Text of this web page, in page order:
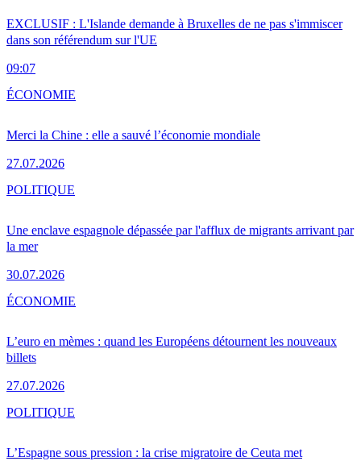
EXCLUSIF : L'Islande demande à Bruxelles de ne pas s'immiscer
dans son référendum sur l'UE
09:07
Merci la Chine : elle a sauvé l’économie mondiale
27.07.2026
ÉCONOMIE
Une enclave espagnole dépassée par l'afflux de migrants arrivant par
la mer
30.07.2026
POLITIQUE
L’euro en mèmes : quand les Européens détournent les nouveaux
billets
27.07.2026
ÉCONOMIE
L’Espagne sous pression : la crise migratoire de Ceuta met
POLITIQUE